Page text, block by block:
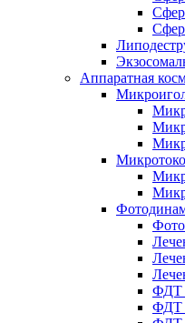
Аппаратная
ФДТ
ФДТ